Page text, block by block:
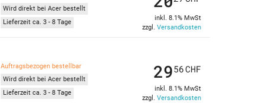
Wird direkt bei Acer bestellt
Lieferzeit ca. 3 - 8 Tage
inkl. 8.1% MwSt
zzgl. Versandkosten
Auftragsbezogen bestellbar
Wird direkt bei Acer bestellt
Lieferzeit ca. 3 - 8 Tage
2956CHF
inkl. 8.1% MwSt
zzgl. Versandkosten